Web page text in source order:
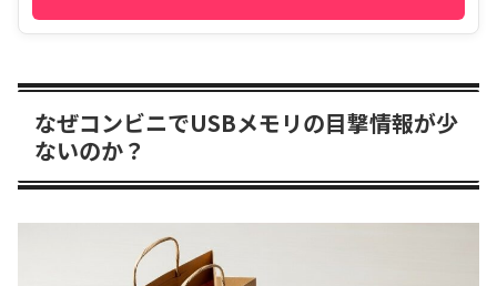
なぜコンビニでUSBメモリの目撃情報が少
ないのか？